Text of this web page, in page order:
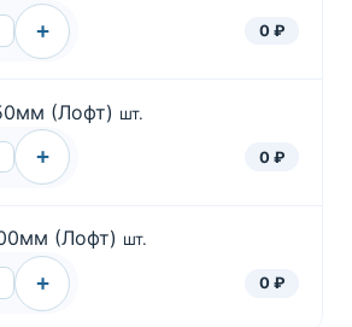
+ 0 ₽
(Лофт) шт.
+ 0 ₽
(Лофт) шт.
+ 0 ₽